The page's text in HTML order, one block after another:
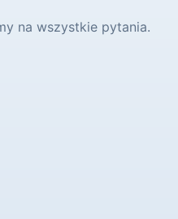
na wszystkie pytania.